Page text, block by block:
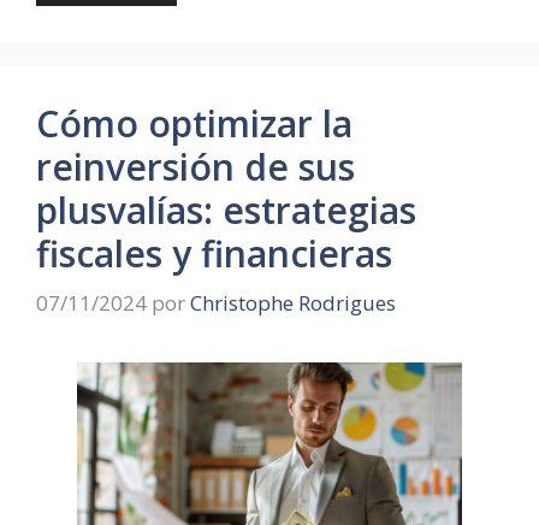
Cómo optimizar la
reinversión de sus
plusvalías: estrategias
fiscales y financieras
07/11/2024 porChristophe Rodrigues